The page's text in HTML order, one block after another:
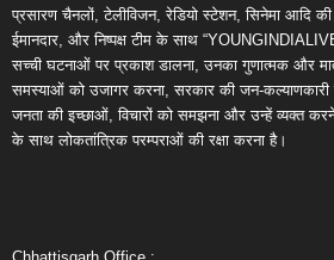
प्रसारण चैनलों, टेलीविजन, रेडियो स्टेशन, सिनेमा आदि की
ईमानदार, और निष्पक्ष टीम के साथ
सच्ची घटनाओं पर प्रकाश डालना, उनका गुणात्मक और
समस्याओं को उजागर करना, सरकार की जन-कल्याणकारी
जनता की इच्छाओं, विचारों को समझना और उन्हें व्यक्त
के साथ लोकतांत्रिक परम्पराओं की रक्षा करना है।